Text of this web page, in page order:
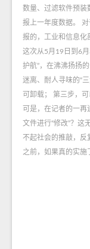
数量、过滤软件预装
报上一年度数据。
报的，工业和信息化
这次从5月19日到6
护航”，在沸沸扬扬
迷离、耐人寻味的“
可卸载； 第三步，
可是，在记者的一
文件进行“修改”？这
不起社会的推敲，反
之前，如果真的实施